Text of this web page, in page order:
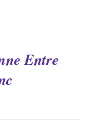
Entre